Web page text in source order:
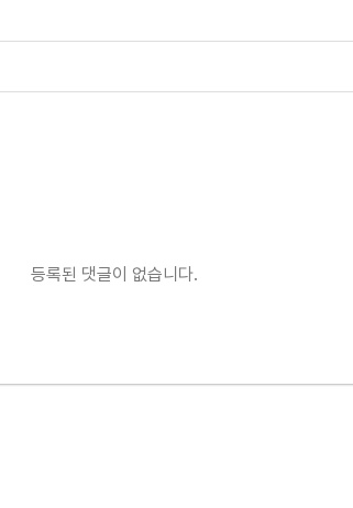
등록된 댓글이 없습니다.